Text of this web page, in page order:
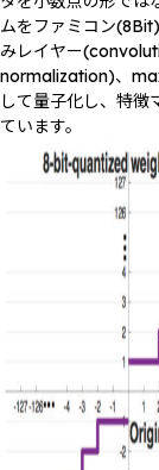
ムをファミコン
みレイヤー
normalization)、
して量子化し、特
ています。